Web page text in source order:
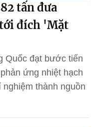
tấn đưa
đích 'Mặt
Quốc đạt bước tiến
ứng nhiệt hạch
thành nguồn